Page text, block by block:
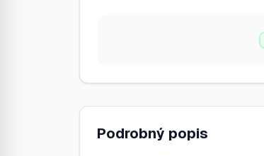
Podrobný popis